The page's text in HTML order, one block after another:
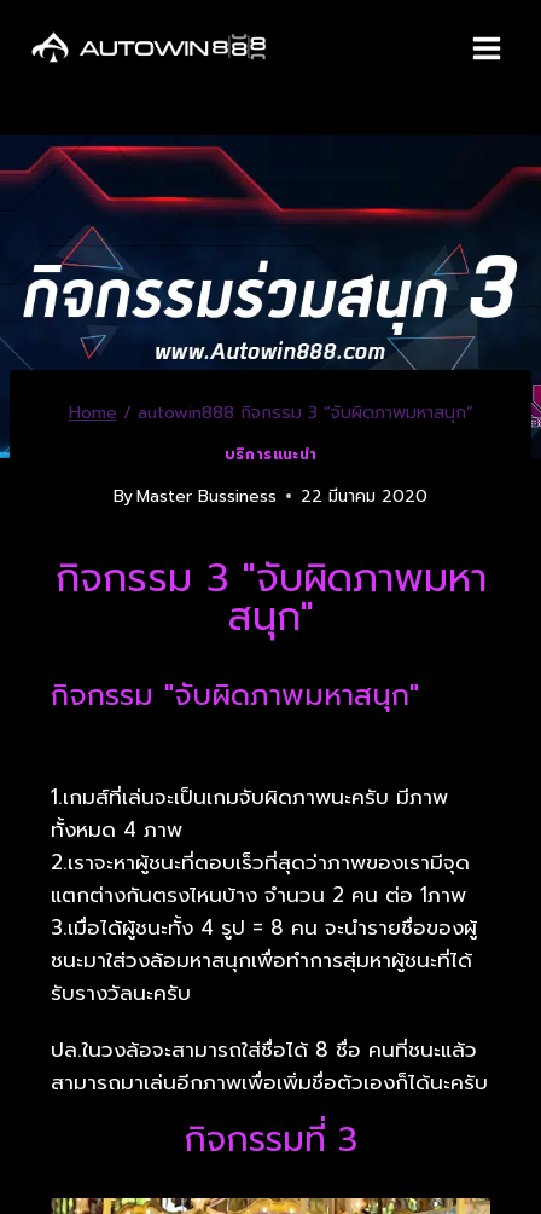
Home / autowin888 กิจกรรม 3 “จับผิดภาพมหาสนุก”
บริการแนะนำ
ByMaster Bussiness 22 มีนาคม 2020
กิจกรรม 3 "จับผิดภาพมหา
สนุก"
กิจกรรม "จับผิดภาพมหาสนุก"
1.เกมส์ที่เล่นจะเป็นเกมจับผิดภาพนะครับ มีภาพ
ทั้งหมด 4 ภาพ
2.เราจะหาผู้ชนะที่ตอบเร็วที่สุดว่าภาพของเรามีจุด
แตกต่างกันตรงไหนบ้าง จำนวน 2 คน ต่อ 1ภาพ
3.เมื่อได้ผู้ชนะทั้ง 4 รูป = 8 คน จะนำรายชื่อของผู้
ชนะมาใส่วงล้อมหาสนุกเพื่อทำการสุ่มหาผู้ชนะที่ได้
รับรางวัลนะครับ
ปล.ในวงล้อจะสามารถใส่ชื่อได้ 8 ชื่อ คนที่ชนะแล้ว
สามารถมาเล่นอีกภาพเพื่อเพิ่มชื่อตัวเองก็ได้นะครับ
กิจกรรมที่ 3